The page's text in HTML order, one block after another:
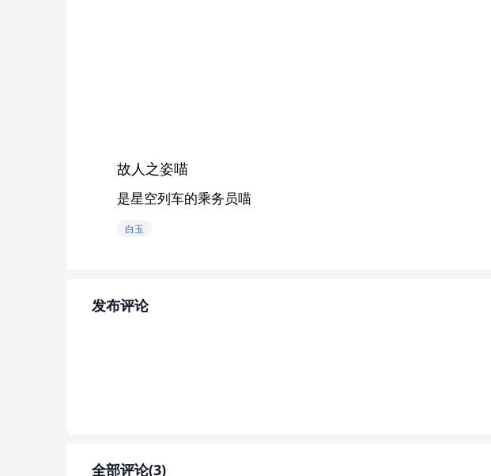
故人之姿喵
是星空列车的乘务员喵
白玉
发布评论
全部评论(3)